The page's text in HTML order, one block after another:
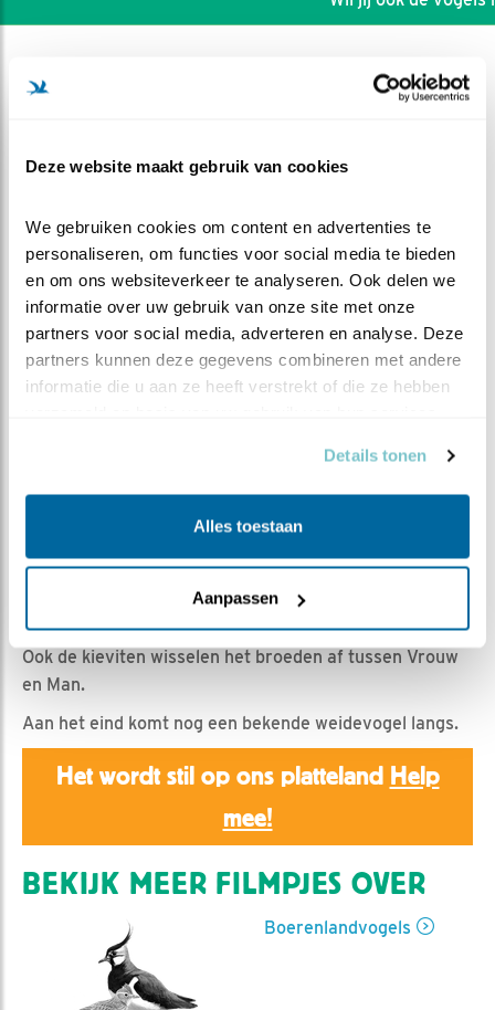
Deze website maakt gebruik van cookies
We gebruiken cookies om content en advertenties te
personaliseren, om functies voor social media te bieden
en om ons websiteverkeer te analyseren. Ook delen we
informatie over uw gebruik van onze site met onze
partners voor social media, adverteren en analyse. Deze
partners kunnen deze gegevens combineren met andere
informatie die u aan ze heeft verstrekt of die ze hebben
Details tonen
Alles toestaan
Aanpassen
DEEL DIT FILMPJE
Romke Visser | Geplaatst op 31 maart 2022, 16:40 |
Bewaar dit filmpje|
Niet alleen in het weer (Vorige week nog (bijna)
zomers, nu sneeuwt het in delen van het land) is het
Ook de kieviten wisselen het broeden af tussen Vrouw
en Man.
Aan het eind komt nog een bekende weidevogel langs.
Het wordt stil op ons platteland Help
mee!
BEKIJK MEER FILMPJES OVER
Boerenlandvogels